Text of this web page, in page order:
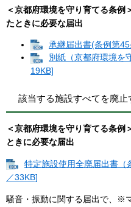
＜京都府環境を守り育てる条例
たときに必要な届出
承継届出書(条例第
別紙（京都府環境を
19KB]
該当する施設すべてを廃止
＜京都府環境を守り育てる条例
ときに必要な届出
特定施設使用全廃届出書
／33KB]
騒音・振動に関する届出で、※